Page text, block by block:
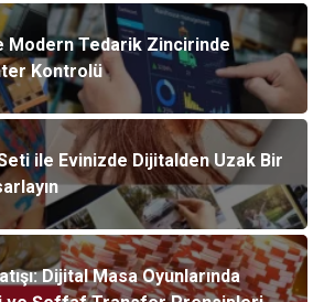
Modern Tedarik Zincirinde
Kontrolü
ile Evinizde Dijitalden Uzak Bir
Dijital Masa Oyunlarında